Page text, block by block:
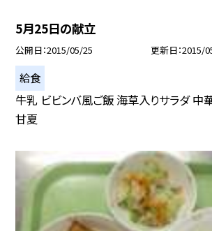
5月25日の献立
公開日 2015/05/25 更新日 2015/
給食
牛乳 ビビンバ風ご飯 海草入りサラダ 中
甘夏